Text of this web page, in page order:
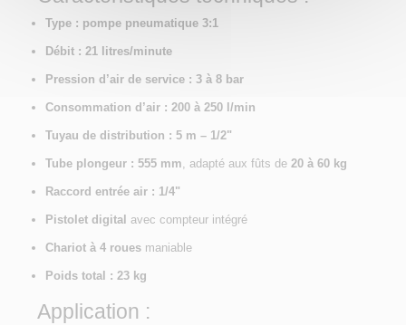
Type : pompe pneumatique 3:1
Débit : 21 litres/minute
Pression d’air de service : 3 à 8 bar
Consommation d’air : 200 à 250 l/min
Tuyau de distribution : 5 m – 1/2"
Tube plongeur : 555 mm, adapté aux fûts de 20 à 60 kg
Raccord entrée air : 1/4"
Pistolet digital avec compteur intégré
Chariot à 4 roues maniable
Poids total : 23 kg
Application :